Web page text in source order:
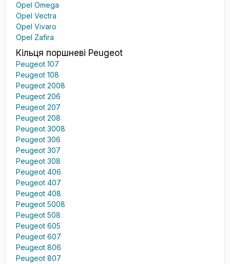
Opel Omega
Opel Vectra
Opel Vivaro
Opel Zafira
Кільця поршневі Peugeot
Peugeot 107
Peugeot 108
Peugeot 2008
Peugeot 206
Peugeot 207
Peugeot 208
Peugeot 3008
Peugeot 306
Peugeot 307
Peugeot 308
Peugeot 406
Peugeot 407
Peugeot 408
Peugeot 5008
Peugeot 508
Peugeot 605
Peugeot 607
Peugeot 806
Peugeot 807